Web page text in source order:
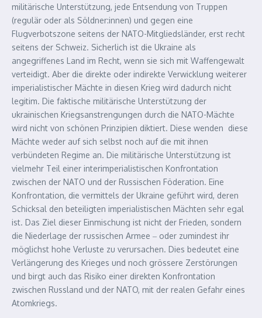
militärische Unterstützung, jede Entsendung von Truppen
(regulär oder als Söldner:innen) und gegen eine
Flugverbotszone seitens der NATO-Mitgliedsländer, erst recht
seitens der Schweiz. Sicherlich ist die Ukraine als
angegriffenes Land im Recht, wenn sie sich mit Waffengewalt
verteidigt. Aber die direkte oder indirekte Verwicklung weiterer
imperialistischer Mächte in diesen Krieg wird dadurch nicht
legitim. Die faktische militärische Unterstützung der
ukrainischen Kriegsanstrengungen durch die NATO-Mächte
wird nicht von schönen Prinzipien diktiert. Diese wenden diese
Mächte weder auf sich selbst noch auf die mit ihnen
verbündeten Regime an. Die militärische Unterstützung ist
vielmehr Teil einer interimperialistischen Konfrontation
zwischen der NATO und der Russischen Föderation. Eine
Konfrontation, die vermittels der Ukraine geführt wird, deren
Schicksal den beteiligten imperialistischen Mächten sehr egal
ist. Das Ziel dieser Einmischung ist nicht der Frieden, sondern
die Niederlage der russischen Armee ‒ oder zumindest ihr
möglichst hohe Verluste zu verursachen. Dies bedeutet eine
Verlängerung des Krieges und noch grössere Zerstörungen
und birgt auch das Risiko einer direkten Konfrontation
zwischen Russland und der NATO, mit der realen Gefahr eines
Atomkriegs.